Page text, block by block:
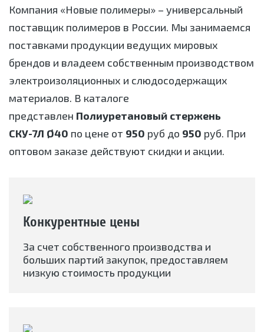
Компания «Новые полимеры» – универсальный
поставщик полимеров в России. Мы занимаемся
поставками продукции ведущих мировых
брендов и владеем собственным производством
электроизоляционных и слюдосодержащих
материалов. В каталоге
представлен Полиуретановый стержень
СКУ-7Л Ø40 по цене от 950 руб до 950 руб. При
оптовом заказе действуют скидки и акции.
Конкурентные цены
За счет собственного производства и
больших партий закупок, предоставляем
низкую стоимость продукции